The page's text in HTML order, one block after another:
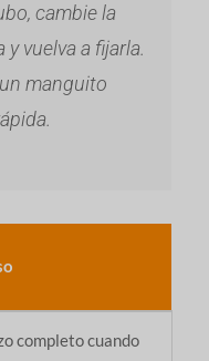
cambie la
vuelva a fijarla.
manguito
completo cuando